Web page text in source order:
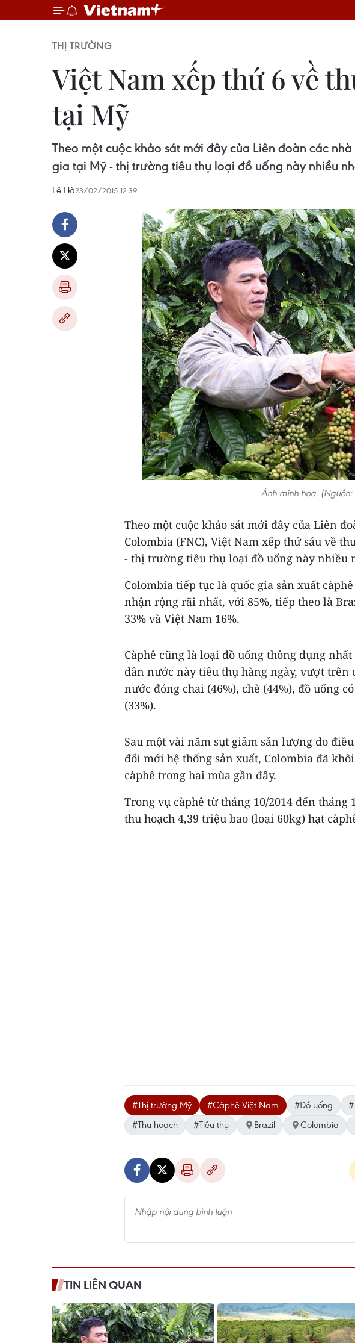
THỊ TRƯỜNG
Việt Nam xếp thứ 6 về
tại Mỹ
Theo một cuộc khảo sát mới đây của Liên đoàn các
gia tại Mỹ - thị trường tiêu thụ loại đồ uống này nhiều
Lê Hà23/02/2015 12:39
Ảnh minh họa. (Nguồn:
Theo một cuộc khảo sát mới đây của Liên
Colombia (FNC), Việt Nam xếp thứ sáu về
- thị trường tiêu thụ loại đồ uống này nhiều
Colombia tiếp tục là quốc gia sản xuất
nhận rộng rãi nhất, với 85%, tiếp theo là
33% và Việt Nam 16%.
Càphê cũng là loại đồ uống thông dụng
dân nước này tiêu thụ hàng ngày, vượt trên
nước đóng chai (46%), chè (44%), đồ uống
(33%).
Sau một vài năm sụt giảm sản lượng do
đổi mới hệ thống sản xuất, Colombia đã
càphê trong hai mùa gần đây.
Trong vụ càphê từ tháng 10/2014 đến tháng
thu hoạch 4,39 triệu bao (loại 60kg) hạt
#Thị trường Mỹ #Càphê Việt Nam #Đồ uống
#Thu hoạch
#Tiêu thụ Brazil Colombia
TIN LIÊN QUAN